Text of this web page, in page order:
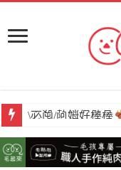
\必囤/阿姆好棒棒